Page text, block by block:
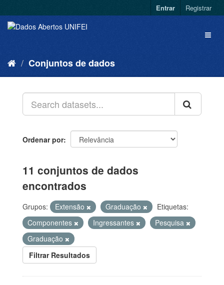
Entrar Registrar
Conjuntos de dados
Ordenar por
11 conjuntos de dados
encontrados
Grupos: Extensão Graduação
Etiquetas:
Componentes
Ingressantes
Pesquisa
Graduação
Filtrar Resultados